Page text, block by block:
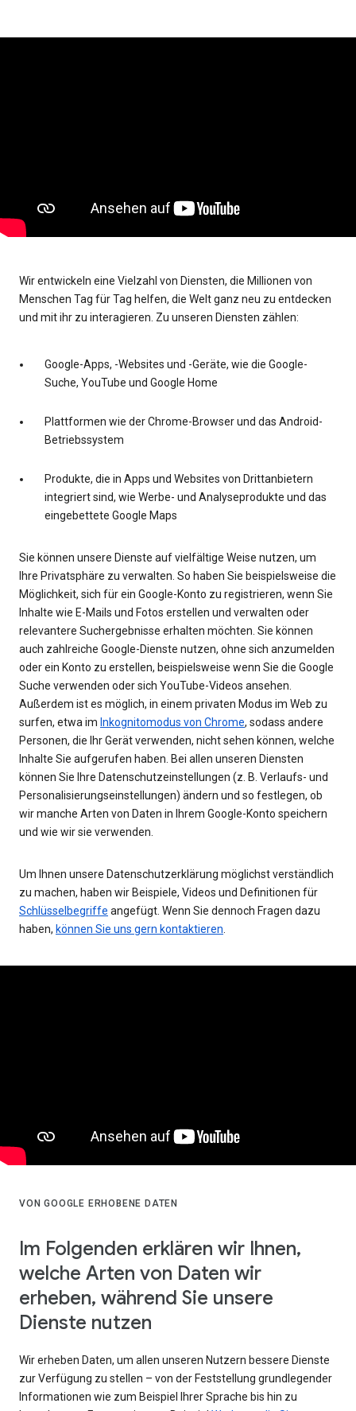
Wir entwickeln eine Vielzahl von Diensten, die Millionen von
Menschen Tag für Tag helfen, die Welt ganz neu zu entdecken
und mit ihr zu interagieren. Zu unseren Diensten zählen:
Google-Apps, -Websites und -Geräte, wie die Google-
Suche, YouTube und Google Home
Plattformen wie der Chrome-Browser und das Android-
Betriebssystem
Produkte, die in Apps und Websites von Drittanbietern
integriert sind, wie Werbe- und Analyseprodukte und das
eingebettete Google Maps
Sie können unsere Dienste auf vielfältige Weise nutzen, um
Ihre Privatsphäre zu verwalten. So haben Sie beispielsweise die
Möglichkeit, sich für ein Google-Konto zu registrieren, wenn Sie
Inhalte wie E-Mails und Fotos erstellen und verwalten oder
relevantere Suchergebnisse erhalten möchten. Sie können
auch zahlreiche Google-Dienste nutzen, ohne sich anzumelden
oder ein Konto zu erstellen, beispielsweise wenn Sie die Google
Suche verwenden oder sich YouTube-Videos ansehen.
Außerdem ist es möglich, in einem privaten Modus im Web zu
surfen, etwa im Inkognitomodus von Chrome, sodass andere
Personen, die Ihr Gerät verwenden, nicht sehen können, welche
Inhalte Sie aufgerufen haben. Bei allen unseren Diensten
können Sie Ihre Datenschutzeinstellungen (z. B. Verlaufs- und
Personalisierungseinstellungen) ändern und so festlegen, ob
wir manche Arten von Daten in Ihrem Google-Konto speichern
und wie wir sie verwenden.
Um Ihnen unsere Datenschutzerklärung möglichst verständlich
zu machen, haben wir Beispiele, Videos und Definitionen für
Schlüsselbegriffe angefügt. Wenn Sie dennoch Fragen dazu
haben, können Sie uns gern kontaktieren
VON GOOGLE ERHOBENE DATEN
Im Folgenden erklären wir Ihnen,
welche Arten von Daten wir
erheben, während Sie unsere
Dienste nutzen
Wir erheben Daten, um allen unseren Nutzern bessere Dienste
zur Verfügung zu stellen – von der Feststellung grundlegender
Informationen wie zum Beispiel Ihrer Sprache bis hin zu